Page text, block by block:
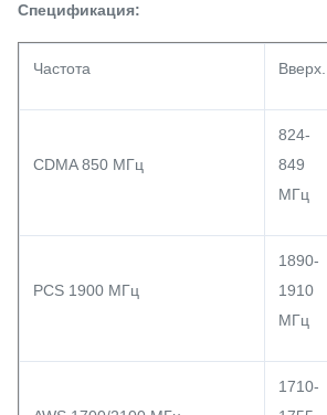
Спецификация:
Частота Вверх.
CDMA 850 МГц
824-
849
МГц
PCS 1900 МГц
1890-
1910
МГц
1710-